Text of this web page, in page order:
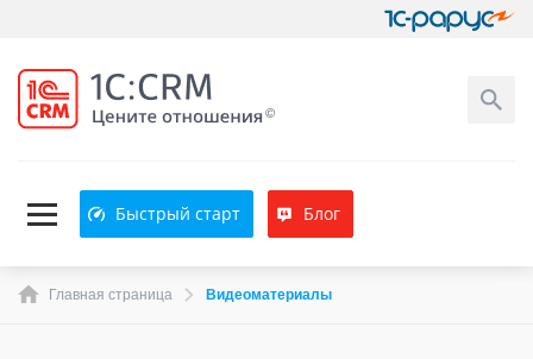
Быстрый старт Блог
Главная страница Видеоматериалы